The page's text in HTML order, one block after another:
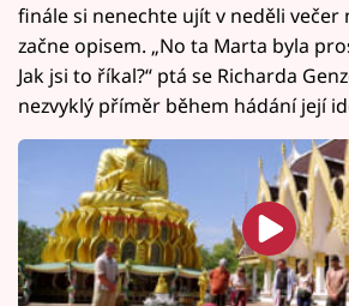
finále si nenechte ujít v neděli večer
začne opisem. „No ta Marta byla
Jak jsi to říkal?“ ptá se Richarda
nezvyklý příměr během hádání její